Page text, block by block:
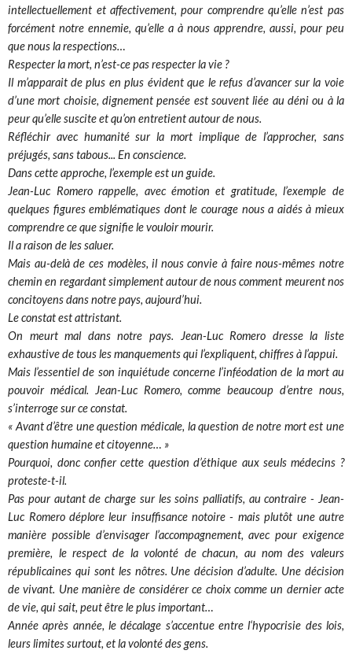
intellectuellement et affectivement, pour comprendre qu’elle n’est pas
forcément notre ennemie, qu’elle a à nous apprendre, aussi, pour peu
que nous la respections…
Respecter la mort, n’est-ce pas respecter la vie ?
Il m’apparait de plus en plus évident que le refus d’avancer sur la voie
d’une mort choisie, dignement pensée est souvent liée au déni ou à la
peur qu’elle suscite et qu’on entretient autour de nous.
Réfléchir avec humanité sur la mort implique de l’approcher, sans
préjugés, sans tabous... En conscience.
Dans cette approche, l’exemple est un guide.
Jean-Luc Romero rappelle, avec émotion et gratitude, l’exemple de
quelques figures emblématiques dont le courage nous a aidés à mieux
comprendre ce que signifie le vouloir mourir.
Il a raison de les saluer.
Mais au-delà de ces modèles, il nous convie à faire nous-mêmes notre
chemin en regardant simplement autour de nous comment meurent nos
concitoyens dans notre pays, aujourd’hui.
Le constat est attristant.
On meurt mal dans notre pays. Jean-Luc Romero dresse la liste
exhaustive de tous les manquements qui l’expliquent, chiffres à l’appui.
Mais l’essentiel de son inquiétude concerne l’inféodation de la mort au
pouvoir médical. Jean-Luc Romero, comme beaucoup d’entre nous,
s’interroge sur ce constat.
« Avant d’être une question médicale, la question de notre mort est une
question humaine et citoyenne… »
Pourquoi, donc confier cette question d’éthique aux seuls médecins ?
proteste-t-il.
Pas pour autant de charge sur les soins palliatifs, au contraire - Jean-
Luc Romero déplore leur insuffisance notoire - mais plutôt une autre
manière possible d’envisager l’accompagnement, avec pour exigence
première, le respect de la volonté de chacun, au nom des valeurs
républicaines qui sont les nôtres. Une décision d’adulte. Une décision
de vivant. Une manière de considérer ce choix comme un dernier acte
de vie, qui sait, peut être le plus important…
Année après année, le décalage s’accentue entre l‘hypocrisie des lois,
leurs limites surtout, et la volonté des gens.